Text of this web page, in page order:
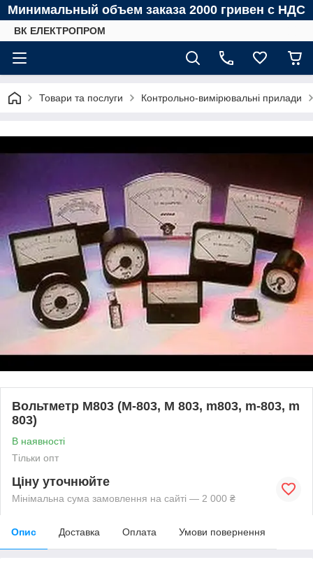
Минимальный объем заказа 2000 гривен с НДС
ВК ЕЛЕКТРОПРОМ
Товари та послуги Контрольно-вимірювальні прилади
Вольтметр М803 (М-803, М 803, m803, m-803, m
803)
В наявності
Тільки опт
Ціну уточнюйте
Мінімальна сума замовлення на сайті — 2 000 ₴
Опис Доставка Оплата Умови повернення